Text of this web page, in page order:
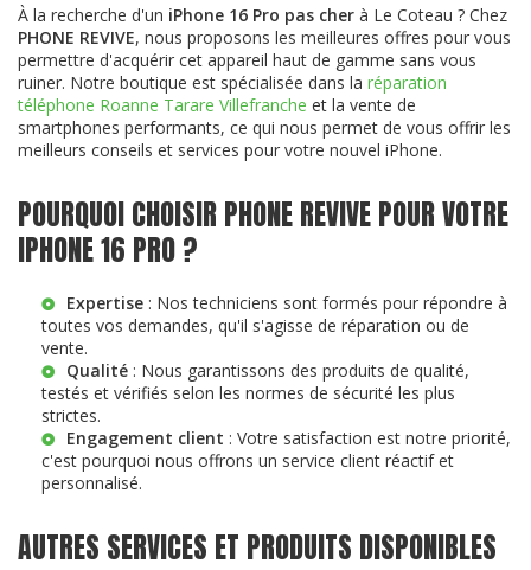
À la recherche d'un iPhone 16 Pro pas cher à Le Coteau ? Chez
PHONE REVIVE, nous proposons les meilleures offres pour vous
permettre d'acquérir cet appareil haut de gamme sans vous
ruiner. Notre boutique est spécialisée dans la réparation
téléphone Roanne Tarare Villefranche et la vente de
smartphones performants, ce qui nous permet de vous offrir les
meilleurs conseils et services pour votre nouvel iPhone.
POURQUOI CHOISIR PHONE REVIVE POUR VOTRE
IPHONE 16 PRO ?
Expertise : Nos techniciens sont formés pour répondre à
toutes vos demandes, qu'il s'agisse de réparation ou de
vente.
Qualité : Nous garantissons des produits de qualité,
testés et vérifiés selon les normes de sécurité les plus
strictes.
Engagement client : Votre satisfaction est notre priorité,
c'est pourquoi nous offrons un service client réactif et
personnalisé.
AUTRES SERVICES ET PRODUITS DISPONIBLES